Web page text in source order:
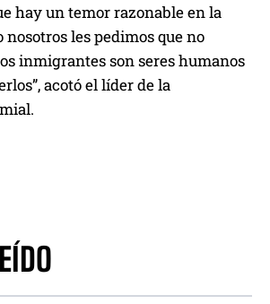
hay un temor razonable en la
les pedimos que no
inmigrantes son seres humanos
acotó el líder de la